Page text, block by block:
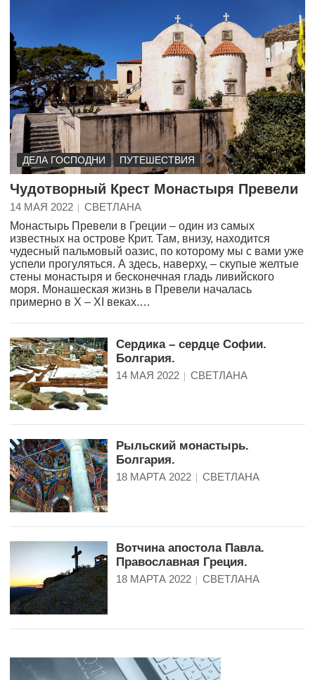
ДЕЛА ГОСПОДНИ ПУТЕШЕСТВИЯ
Чудотворный Крест Монастыря Превели
14 МАЯ 2022
СВЕТЛАНА
Монастырь Превели в Греции – один из самых
известных на острове Крит. Там, внизу, находится
чудесный пальмовый оазис, по которому мы с вами уже
успели прогуляться. А здесь, наверху, – скупые желтые
стены монастыря и бесконечная гладь ливийского
моря. Монашеская жизнь в Превели началась
примерно в X – XI веках.…
Сердика – сердце Софии.
Болгария.
14 МАЯ 2022 СВЕТЛАНА
Рыльский монастырь.
Болгария.
18 МАРТА 2022 СВЕТЛАНА
Вотчина апостола Павла.
Православная Греция.
18 МАРТА 2022 СВЕТЛАНА